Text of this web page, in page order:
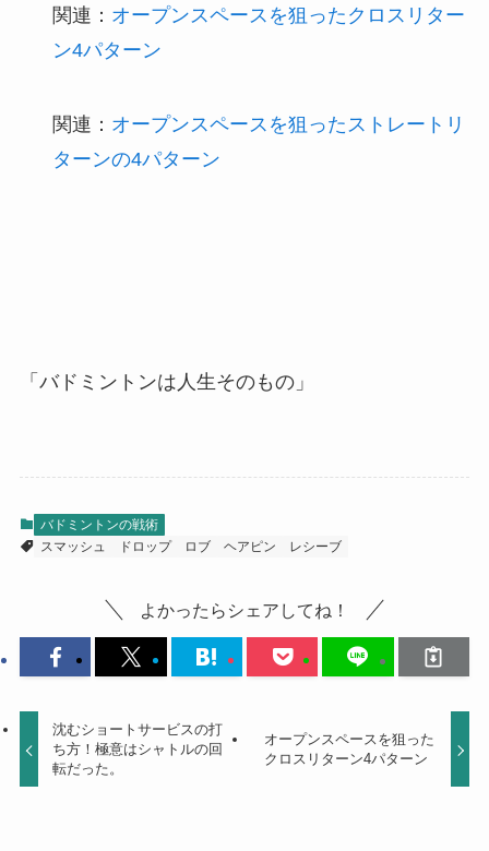
関連： オープンスペースを狙ったクロスリター
ン4パターン
関連： オープンスペースを狙ったストレートリ
ターンの4パターン
「バドミントンは人生そのもの」
バドミントンの戦術
スマッシュ
ドロップ ロブ ヘアピン レシーブ
よかったらシェアしてね！
沈むショートサービスの打
ち方！極意はシャトルの回
転だった。
オープンスペースを狙った
クロスリターン4パターン